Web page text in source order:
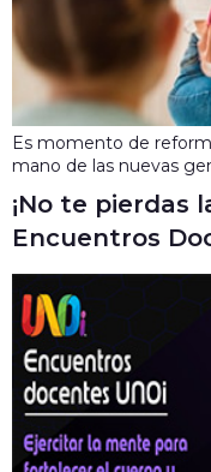
Es momento de
mano de las nuevas
¡No te pierdas
Encuentros